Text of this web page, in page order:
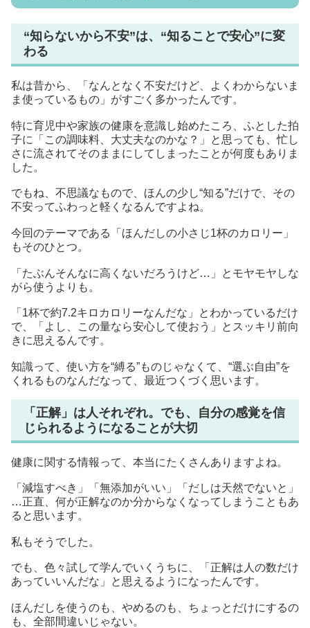
“知らないから不安”は、“知ることで安心”に変
わる
私は昔から、「なんとなく不安だけど、よくわからないま
ま使っているもの」がすごく多かったんです。
特に育児中や家族の健康を意識し始めたころ、ふとした拍
子に「この調味料、大丈夫なのかな？」と思っても、忙し
さに流されてそのままにしてしまったことが何度もありま
した。
でもね、不思議なもので、ほんの少し“知る”だけで、その
不安ってふわっと軽くなるんですよね。
今回のテーマである「ほんだしの小さじ1杯のカロリー」
もそのひとつ。
「たぶんそんなに高くないだろうけど…」とモヤモヤしな
がら使うよりも。
「1杯で約7.2キロカロリーなんだな」とわかっているだけ
で、「よし、この量なら安心して使おう」とスッキリ前向
きに思えるんです。
知識って、使い方を“縛る”ものじゃなくて、“選ぶ自由”を
くれるものなんだなって、最近つくづく思います。
「正解」は人それぞれ。でも、自分の感覚を信
じられるようになることが大切
健康に関する情報って、本当にたくさんありますよね。
「減塩すべき」「無添加がいい」「だしは天然でないと」
…正直、何が正解なのか分からなくなってしまうこともあ
ると思います。
私もそうでした。
でも、色々試して学んでいくうちに、「正解は人の数だけ
あっていいんだな」と思えるようになったんです。
ほんだしを使うのも、やめるのも、ちょっとだけにするの
も、全部間違いじゃない。